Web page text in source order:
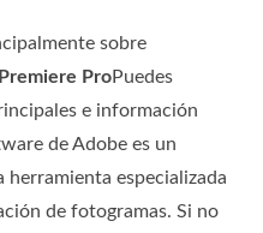
sobre
ProPuedes
e información
de Adobe es un
herramienta especializada
de fotogramas. Si no